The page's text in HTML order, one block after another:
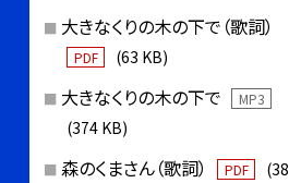
大きなくりの木の下で（歌詞）
PDF (63 KB)
大きなくりの木の下で MP3
(374 KB)
森のくまさん（歌詞） PDF
(38